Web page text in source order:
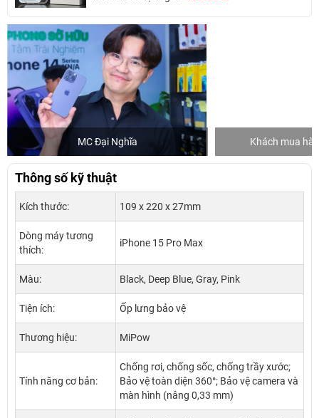
MC Đại Nghĩa Khách mua
Thông số kỹ thuật
Kích thước: 109 x 220 x 27mm
Dòng máy tương
thích:
iPhone 15 Pro Max
Màu: Black, Deep Blue, Gray, Pink
Tiện ích: Ốp lưng bảo vệ
Thương hiệu: MiPow
Tính năng cơ bản:
Chống rơi, chống sốc, chống trầy xước;
Bảo vệ toàn diện 360°; Bảo vệ camera và
màn hình (nâng 0,33 mm)